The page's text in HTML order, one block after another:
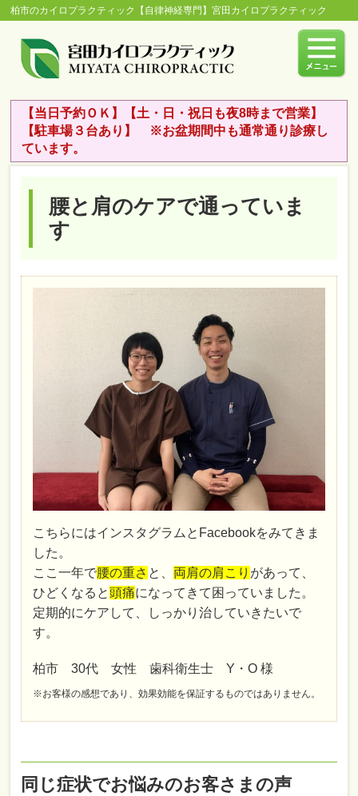
柏市のカイロプラクティック【自律神経専門】宮田カイロプラクティック
【当日予約ＯＫ】【土・日・祝日も夜8時まで営業】
【駐車場３台あり】 ※お盆期間中も通常通り診療し
ています。
腰と肩のケアで通っていま
す
こちらにはインスタグラムとFacebookをみてきま
した。
ここ一年で腰の重さ と、 両肩の肩こり があって、
ひどくなると頭痛になってきて困っていました。
定期的にケアして、しっかり治していきたいで
す。
柏市 30代 女性 歯科衛生士 Y・O 様
※お客様の感想であり、効果効能を保証するものではありません。
同じ症状でお悩みのお客さまの声